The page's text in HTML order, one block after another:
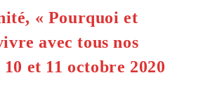
En
Lozère« Pourquoi et
avec tous nos
et 11 octobre 2020